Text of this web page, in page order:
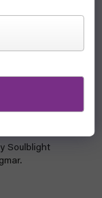
Do košíku
Soulblight